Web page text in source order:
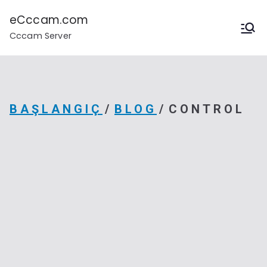
geçeCccam.com
Cccam Server
BAŞLANGIÇ BLOG CONTROL